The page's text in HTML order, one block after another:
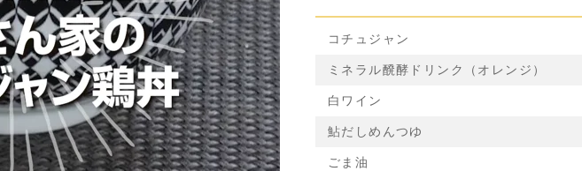
コチュジャン
ミネラル醗酵ドリンク（オレンジ）
白ワイン
鮎だしめんつゆ
ごま油